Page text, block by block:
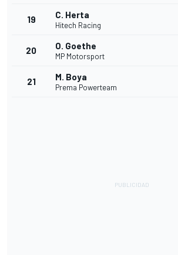
19 C. Herta
Hitech Racing
20 O. Goethe
MP Motorsport
21 M. Boya
Prema Powerteam